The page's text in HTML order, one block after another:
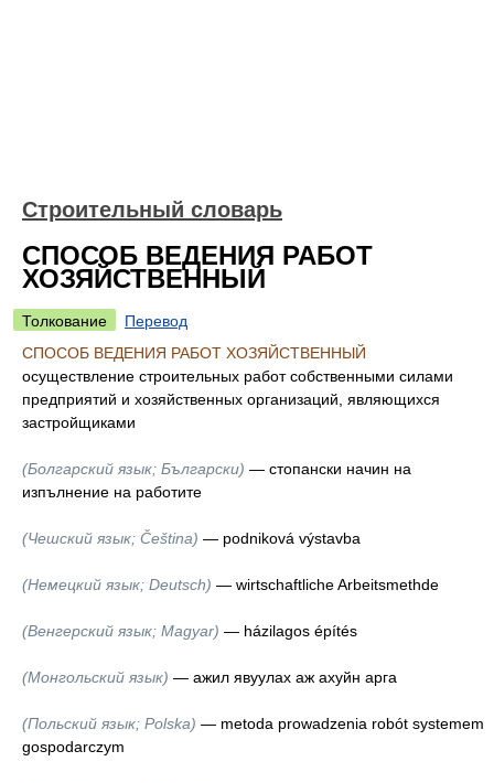
Строительный словарь
СПОСОБ ВЕДЕНИЯ РАБОТ
ХОЗЯЙСТВЕННЫЙ
Толкование
Перевод
СПОСОБ ВЕДЕНИЯ РАБОТ ХОЗЯЙСТВЕННЫЙ
осуществление строительных работ собственными силами
предприятий и хозяйственных организаций, являющихся
застройщиками
(Болгарский язык; Български) — стопански начин на
изпълнение на работите
(Чешский язык; Čeština) — podniková výstavba
(Немецкий язык; Deutsch) — wirtschaftliche Arbeitsmethde
(Венгерский язык; Magyar) — házilagos építés
(Монгольский язык) — ажил явуулах аж ахуйн арга
(Польский язык; Polska) — metoda prowadzenia robót systemem
gospodarczym